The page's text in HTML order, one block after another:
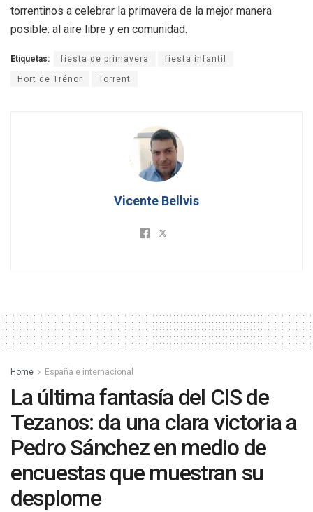
torrentinos a celebrar la primavera de la mejor manera
posible: al aire libre y en comunidad.
Etiquetas: fiesta de primavera fiesta infantil
Hort de Trénor Torrent
Vicente Bellvis
Home España e internacional
La última fantasía del CIS de
Tezanos: da una clara victoria a
Pedro Sánchez en medio de
encuestas que muestran su
desplome